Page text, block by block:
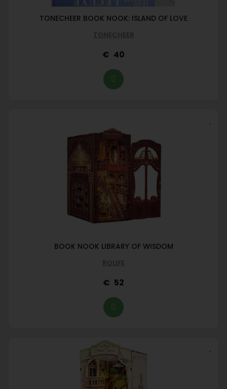
TONECHEER BOOK NOOK: ISLAND OF LOVE
TONECHEER
40
BOOK NOOK LIBRARY OF WISDOM
ROLIFE
52